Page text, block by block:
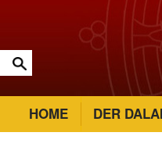
HOME DER